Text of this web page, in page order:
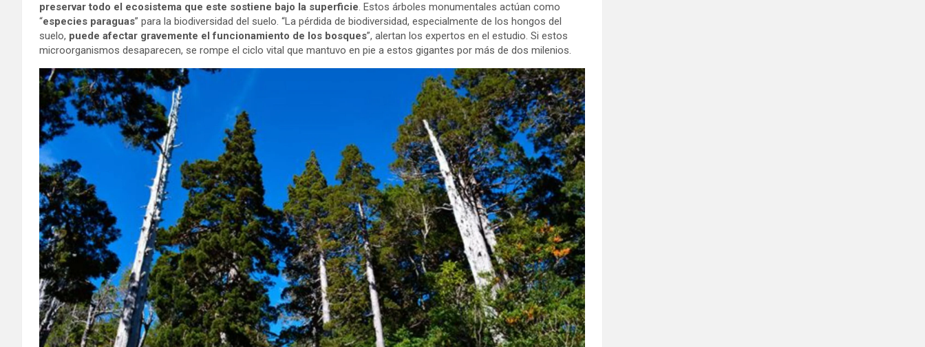
preservar todo el ecosistema que este sostiene bajo la superficie. Estos árboles monumentales actúan como
“especies paraguas” para la biodiversidad del suelo. “La pérdida de biodiversidad, especialmente de los hongos del
suelo, puede afectar gravemente el funcionamiento de los bosques”, alertan los expertos en el estudio. Si estos
microorganismos desaparecen, se rompe el ciclo vital que mantuvo en pie a estos gigantes por más de dos milenios.